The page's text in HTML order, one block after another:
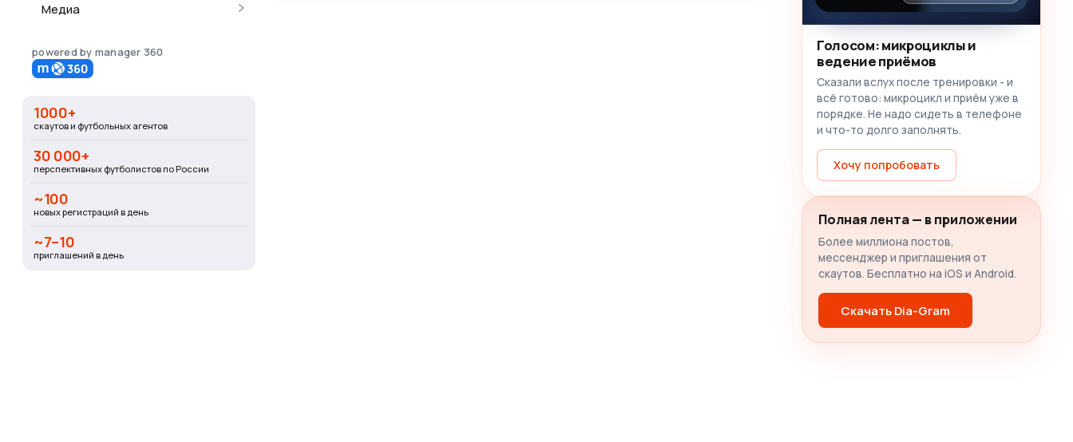
Медиа
powered by manager 360
1000+
скаутов и футбольных агентов
30 000+
перспективных футболистов по России
~100
новых регистраций в день
~7–10
приглашений в день
Голосом: микроциклы и
ведение приёмов
Сказали вслух после тренировки - и
всё готово: микроцикл и приём уже в
порядке. Не надо сидеть в телефоне
и что-то долго заполнять.
Хочу попробовать
Полная лента — в приложении
Более миллиона постов,
мессенджер и приглашения от
скаутов. Бесплатно на iOS и Android.
Скачать Dia-Gram